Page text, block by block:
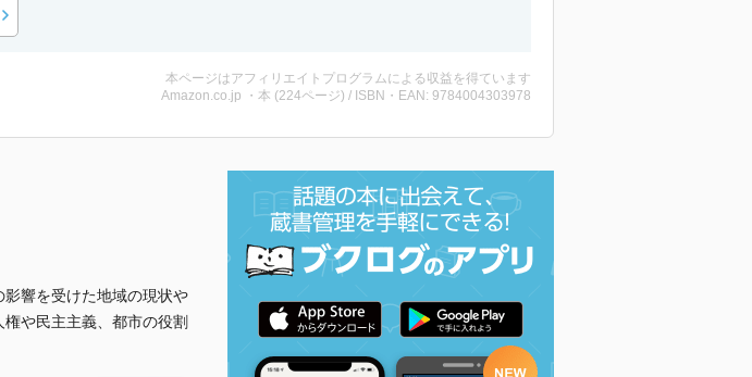
本ページはアフィリエイトプログラムによる収益を得ています
Amazon.co.jp ・本 (224ページ) / ISBN・EAN: 9784004303978
響を受けた地域の現状や
や民主主義、都市の役割